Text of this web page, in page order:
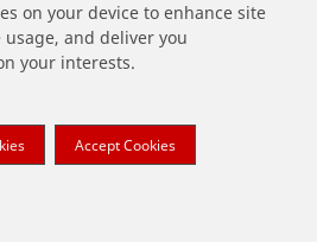
on your device to enhance site
and deliver you
your interests.
Accept Cookies